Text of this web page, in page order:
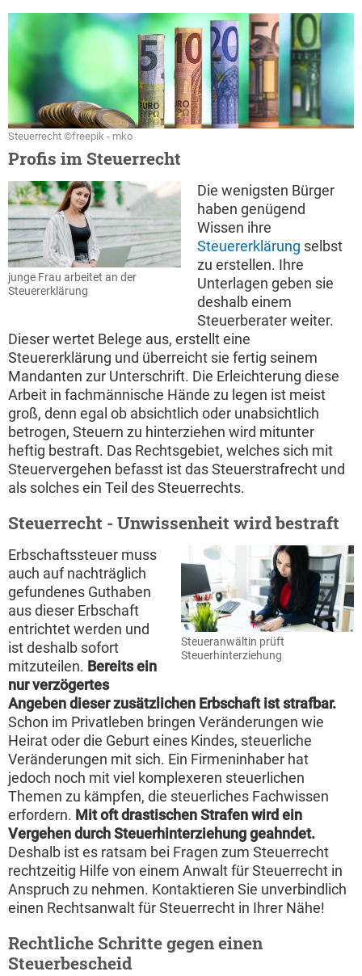
Steuerrecht ©freepik - mko
Profis im Steuerrecht
junge Frau arbeitet an der
Steuererklärung
Die wenigsten Bürger
haben genügend
Wissen ihre
Steuererklärung selbst
zu erstellen. Ihre
Unterlagen geben sie
deshalb einem
Steuerberater weiter.
Dieser wertet Belege aus, erstellt eine
Steuererklärung und überreicht sie fertig seinem
Mandanten zur Unterschrift. Die Erleichterung diese
Arbeit in fachmännische Hände zu legen ist meist
groß, denn egal ob absichtlich oder unabsichtlich
betrogen, Steuern zu hinterziehen wird mitunter
heftig bestraft. Das Rechtsgebiet, welches sich mit
Steuervergehen befasst ist das Steuerstrafrecht und
als solches ein Teil des Steuerrechts.
Steuerrecht - Unwissenheit wird bestraft
Steueranwältin prüft
Steuerhinterziehung
Erbschaftssteuer muss
auch auf nachträglich
gefundenes Guthaben
aus dieser Erbschaft
entrichtet werden und
ist deshalb sofort
mitzuteilen. Bereits ein
nur verzögertes
Angeben dieser zusätzlichen Erbschaft ist strafbar.
Schon im Privatleben bringen Veränderungen wie
Heirat oder die Geburt eines Kindes, steuerliche
Veränderungen mit sich. Ein Firmeninhaber hat
jedoch noch mit viel komplexeren steuerlichen
Themen zu kämpfen, die steuerliches Fachwissen
erfordern. Mit oft drastischen Strafen wird ein
Vergehen durch Steuerhinterziehung geahndet.
Deshalb ist es ratsam bei Fragen zum Steuerrecht
rechtzeitig Hilfe von einem Anwalt für Steuerrecht in
Anspruch zu nehmen. Kontaktieren Sie unverbindlich
einen Rechtsanwalt für Steuerrecht in Ihrer Nähe!
Rechtliche Schritte gegen einen
Steuerbescheid